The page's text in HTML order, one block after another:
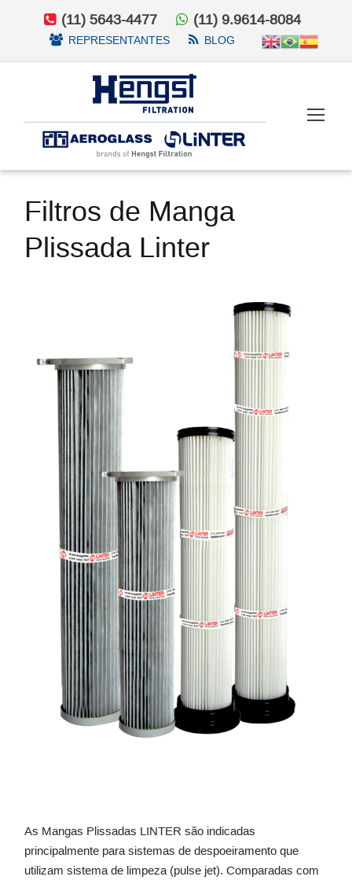
(11) 5643-4477 (11) 9.9614-8084
REPRESENTANTES BLOG
Filtros de Manga
Plissada Linter
As Mangas Plissadas LINTER são indicadas
principalmente para sistemas de despoeiramento que
utilizam sistema de limpeza (pulse jet). Comparadas com